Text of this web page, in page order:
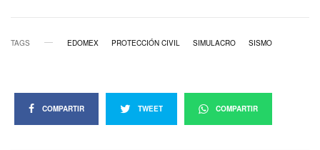
TAGS EDOMEX PROTECCIÓN CIVIL SIMULACRO SISMO
COMPARTIR TWEET COMPARTIR